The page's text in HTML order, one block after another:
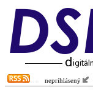
neprihlásený